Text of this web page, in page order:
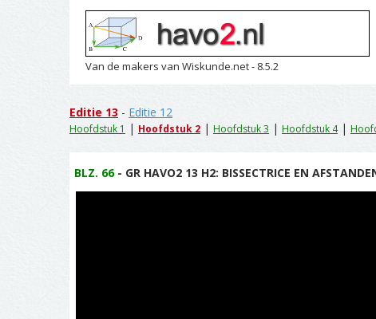
Van de makers van Wiskunde.net - 8.5.2
Editie 13 - Editie 12
Hoofdstuk 1 | Hoofdstuk 2 | Hoofdstuk 3 | Hoofdstuk 4|
BLZ. 66- GR HAVO2 13 H2: BISSECTRICE EN